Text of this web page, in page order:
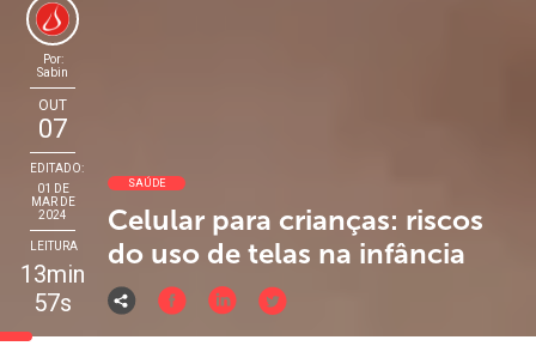
SAÚDE
Celular para crianças: riscos
do uso de telas na infância
Por:
Sabin
OUT
07
EDITADO:
01 DE
MAR DE
2024
LEITURA
13min
57s